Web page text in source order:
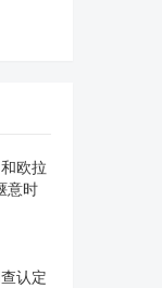
欧拉
意时
认定